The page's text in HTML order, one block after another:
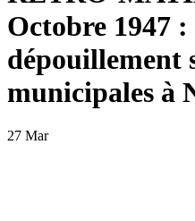
Octobre 1947 :
dépouillement
municipales à
27 Mar